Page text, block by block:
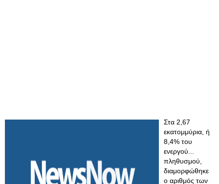
Στα 2,67
εκατομμύρια, ή
8,4% του
ενεργού...
πληθυσμού,
διαμορφώθηκε
ο αριθμός των